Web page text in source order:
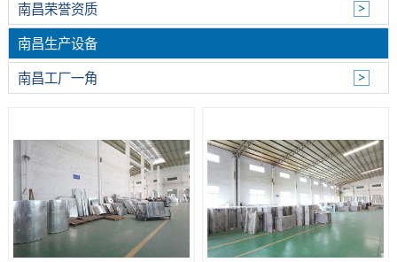
南昌荣誉资质
南昌生产设备
南昌工厂一角